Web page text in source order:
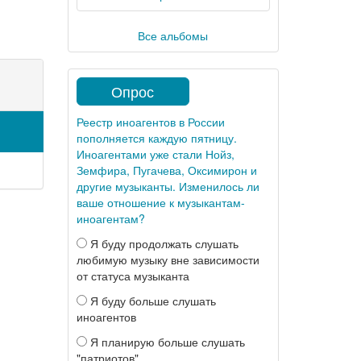
Все альбомы
Опрос
Реестр иноагентов в России
пополняется каждую пятницу.
Иноагентами уже стали Нойз,
Земфира, Пугачева, Оксимирон и
другие музыканты. Изменилось ли
ваше отношение к музыкантам-
иноагентам?
Я буду продолжать слушать
любимую музыку вне зависимости
от статуса музыканта
Я буду больше слушать
иноагентов
Я планирую больше слушать
"патриотов"